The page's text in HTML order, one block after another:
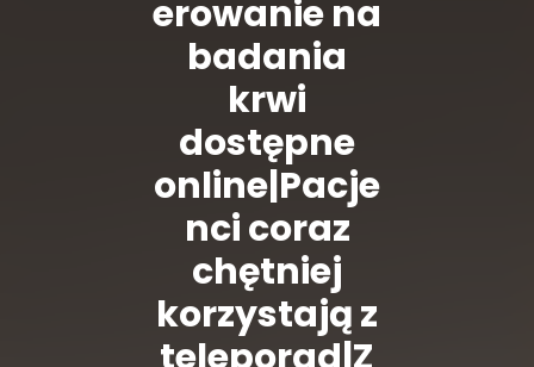
erowanie na
badania
krwi
dostępne
online|Pacje
nci coraz
chętniej
korzystają z